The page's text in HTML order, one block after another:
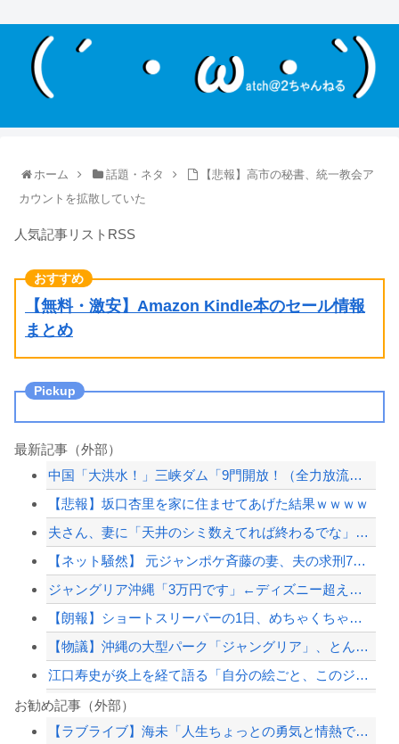
ホーム 話題・ネタ
【悲報】高市の秘書、統一教会ア
カウントを拡散していた
人気記事リストRSS
【無料・激安】Amazon Kindle本のセール情報
まとめ
最新記事（外部）
中国「大洪水！」三峡ダム「9門開放！（全力放流」中国都市「三峡沿線の道路水没」中...
【悲報】坂口杏里を家に住ませてあげた結果ｗｗｗｗ
夫さん、妻に「天井のシミ数えてれば終わるでな」と押し倒されて性行為 → 凄いこと...
【ネット騒然】 元ジャンポケ斉藤の妻、夫の求刑7年翌日にインスタ更新！その内容が...
ジャングリア沖縄「3万円です」←ディズニー超えの強気価格ｗｗｗ
【朗報】ショートスリーパーの1日、めちゃくちゃ充実してる……これ革命やろｗｗ...
【物議】沖縄の大型パーク「ジャングリア」、とんでもない物を投入してしまう！！！！...
江口寿史が炎上を経て語る「自分の絵ごと、このジャンルはそろそろ終わりかな」
ジャンポケ斎藤と代理人のやりとり、「地獄すぎて完全にコントになってる……」と衝撃...
お勧め記事（外部）
【ラブライブ】海未「人生ちょっとの勇気と情熱でしょう」【IF】